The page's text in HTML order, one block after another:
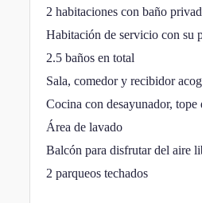
2 habitaciones con baño
Habitación de servicio con su
2.5 baños en total
Sala, comedor y recibidor
Cocina con desayunador,
Área de lavado
Balcón para disfrutar del aire
2 parqueos techados